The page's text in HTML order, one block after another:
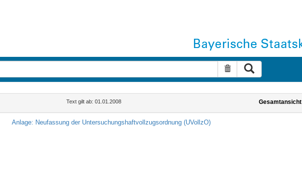
Suche zurücksetzen
Text gilt ab: 01.01.2008 Gesamtansicht
Anlage: Neufassung der Untersuchungshaftvollzugsordnung (UVollzO)